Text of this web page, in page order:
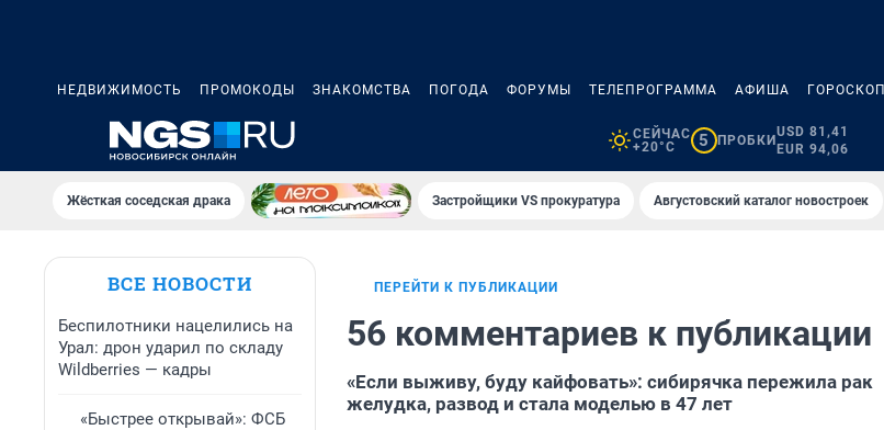
НЕДВИЖИМОСТЬ ПРОМОКОДЫ ЗНАКОМСТВА ПОГОДА ФОРУМЫ ТЕЛЕПРОГРАММА АФИША ГОРОСКОП
СЕЙЧАС
+20°C
5 ПРОБКИ
USD 81,41
EUR 94,06
Жёсткая соседская драка Застройщики VS прокуратура Августовский каталог новостроек
ВСЕ НОВОСТИ
Беспилотники нацелились на
Урал: дрон ударил по складу
Wildberries — кадры
«Быстрее открывай»: ФСБ
ПЕРЕЙТИ К ПУБЛИКАЦИИ
56 комментариев к публикации
«Если выживу, буду кайфовать»: сибирячка пережила рак
желудка, развод и стала моделью в 47 лет